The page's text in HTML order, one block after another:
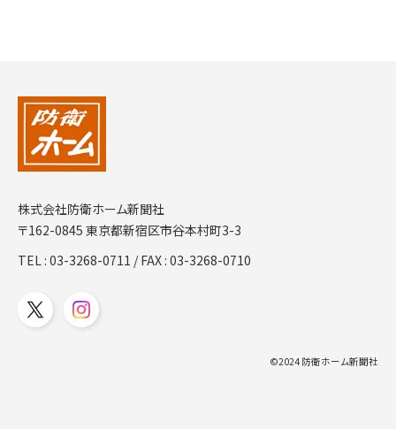
株式会社防衛ホーム新聞社
〒162-0845 東京都新宿区市谷本村町3-3
TEL :03-3268-0711 / FAX : 03-3268-0710
©2024 防衛ホーム新聞社